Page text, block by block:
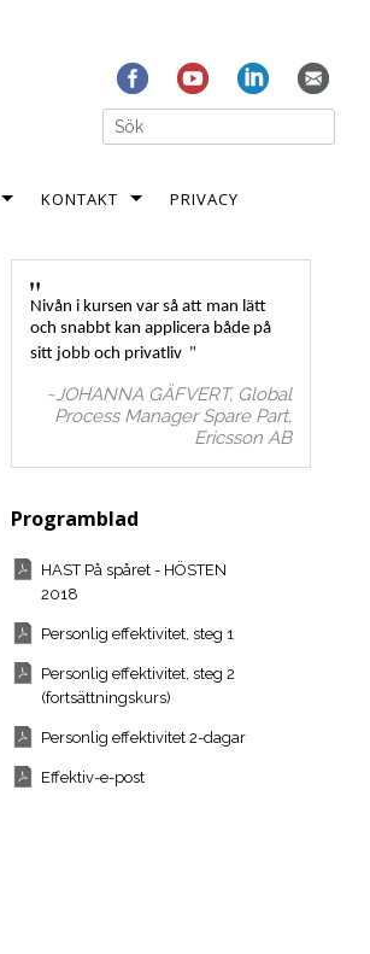
Search for:
KONTAKT PRIVACY
Nivån i kursen var så att man lätt
och snabbt kan applicera både på
sitt jobb och privatliv
~JOHANNA GÄFVERT, Global
Process Manager Spare Part,
Ericsson AB
Programblad
HAST På spåret - HÖSTEN
2018
Personlig effektivitet, steg 1
Personlig effektivitet, steg 2
(fortsättningskurs)
Personlig effektivitet 2-dagar
Effektiv-e-post